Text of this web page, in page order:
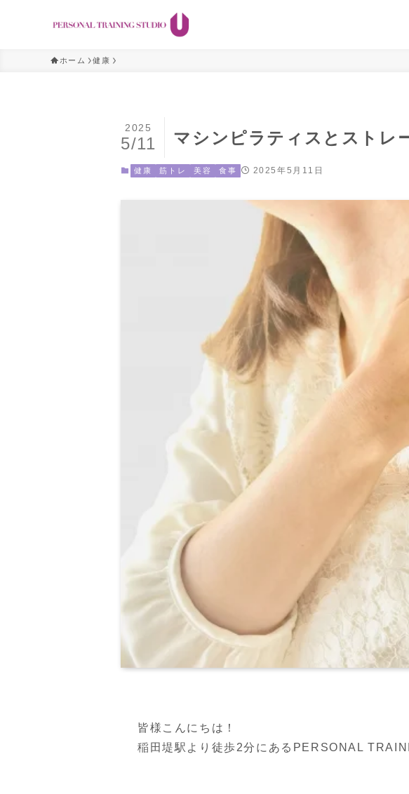
ホーム 健康
マシンピラティスとストレ
2025
5/11
健康 筋トレ 美容 食事 2025年5月11日
皆様こんにちは！
稲田堤駅より徒歩2分にあるPERSONAL